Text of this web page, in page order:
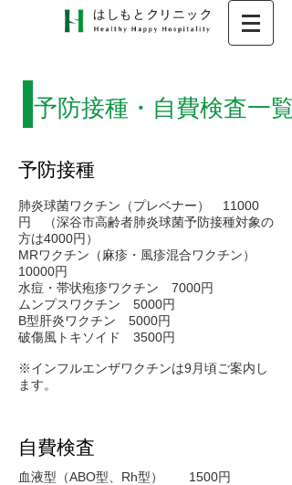
​予防接種・自費検査一覧
予防接種
肺炎球菌ワクチン（プレベナー） 11000
円 （深谷市高齢者肺炎球菌予防接種対象の
方は4000円）
MRワクチン（麻疹・風疹混合ワクチン）
10000円
水痘・帯状疱疹ワクチン 7000円
ムンプスワクチン 5000円
​B型肝炎ワクチン 5000円
破傷風トキソイド 3500円
​※インフルエンザワクチンは9月頃ご案内し
ます。
自費検査
血液型（ABO型、Rh型）
1500円